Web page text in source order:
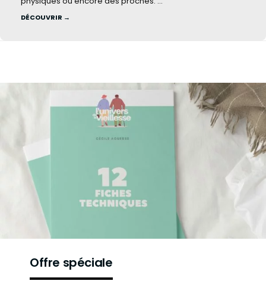
DÉCOUVRIR →
Offre spéciale